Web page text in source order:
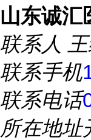
山东诚汇
联系人
联系手机
联系电话
所在地址